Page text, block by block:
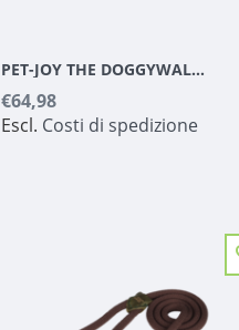
PET-JOY THE DOGGYWALKER SLIP LINE BROWN
€64,98
Escl. Costi di spedizione